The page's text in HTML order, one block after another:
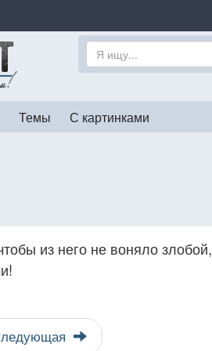
Темы С картинками
из него не воняло злобой,